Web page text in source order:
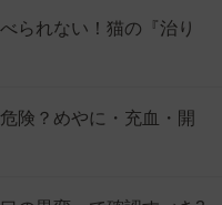
られない！猫の『治り
険？めやに・充血・開